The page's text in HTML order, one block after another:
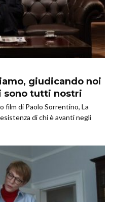
giudicando noi
sono tutti nostri
film di Paolo Sorrentino, La
di chi è avanti negli